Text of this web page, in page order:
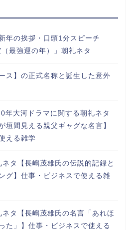
年の挨拶・口頭1分スピーチ
最強運の年）」朝礼ネタ
ス】の正式名称と誕生した意外
年大河ドラマに関する朝礼ネタ
垣間見える親父ギャグな名言】
える雑学
ネタ【長嶋茂雄氏の伝説的記録と
グ】仕事・ビジネスで使える雑
ネタ【長嶋茂雄氏の名言「あれほ
た」】仕事・ビジネスで使える